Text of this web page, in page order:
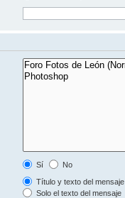
Sí
No
Título y texto del mensaje
Solo el texto del mensaje